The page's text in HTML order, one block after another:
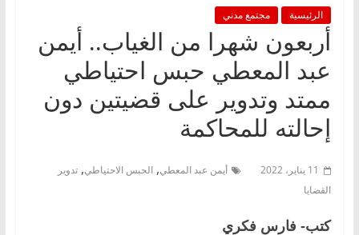
الرئيسية مجتمع مدني
أربعون شهرا من الغياب.. أيمن
عبد المعطي حبس احتياطي
ممتد وتدوير على قضيتين دون
إحالته للمحاكمة
11 يناير، 2022 أيمن عبد المعطي, الحبس الاحتياطي, تدوير
القضايا
كتب- فارس فكري